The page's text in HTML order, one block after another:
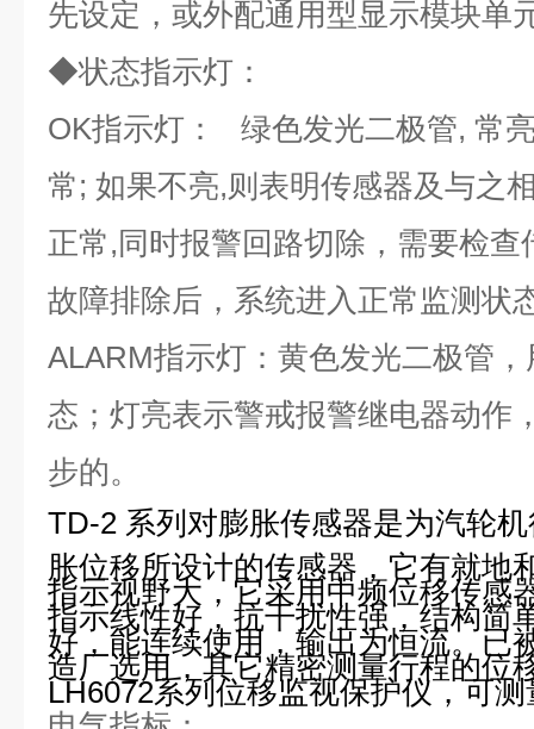
先设定，或外配通用型显示模块单
◆状态指示灯：
OK指示灯： 绿色发光二极管, 常
常; 如果不亮,则表明传感器及与之
正常,同时报警回路切除，需要检
故障排除后，系统进入正常监测状
ALARM指示灯：黄色发光二极管
态；灯亮表示警戒报警继电器动作
步的。
TD-2 系列对膨胀传感器是为汽轮
胀位移所设计的传感器，它有就地
指示视野大，它采用中频位移传感
指示线性好，抗干扰性强，结构简
好，能连续使用，输出为恒流。已
造厂选用，其它精密测量行程的位
LH6072系列位移监视保护仪，可